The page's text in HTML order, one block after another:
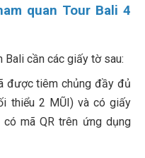
quan Tour Bali 4
Bali cần các giấy tờ sau:
được tiêm chủng đầy đủ
thiểu 2 MŨI) và có giấy
mã QR trên ứng dụng